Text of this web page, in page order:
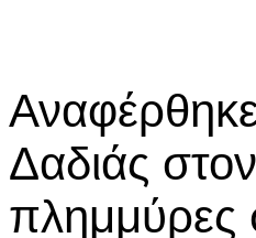
Δαδιάς
πλημμύρες